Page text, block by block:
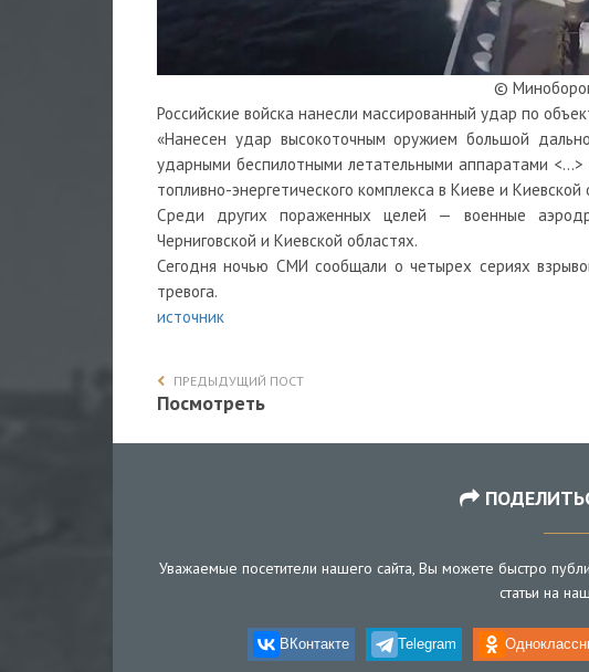
©
Российские войска нанесли массированный удар по
«Нанесен удар высокоточным оружием большой
ударными беспилотными летательными аппаратами
топливно-энергетического комплекса в Киеве и
Среди других пораженных целей — военные
Черниговской и Киевской областях.
Сегодня ночью СМИ сообщали о четырех сериях
тревога.
источник
ПРЕДЫДУЩИЙ ПОСТ
Посмотреть
Уважаемые посетители нашего сайта, Вы можете быстро
статьи на
ВКонтакте Telegram